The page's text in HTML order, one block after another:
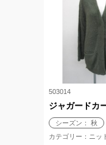
503014
ジャガードカ
シーズン： 秋
カテゴリー：ニッ